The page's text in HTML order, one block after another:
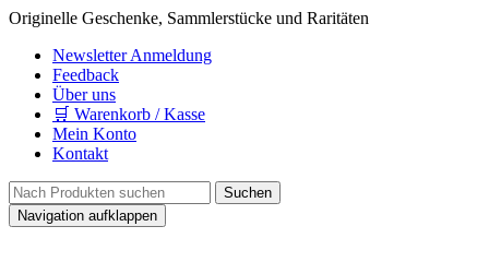
Originelle Geschenke, Sammlerstücke und Raritäten
Newsletter Anmeldung
Feedback
Über uns
🛒 Warenkorb / Kasse
Mein Konto
Kontakt
Navigation aufklappen